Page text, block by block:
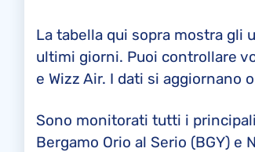
La tabella qui sopra mostra gli
ultimi giorni. Puoi controllare
e Wizz Air. I dati si aggiornano
Sono monitorati tutti i principali
Bergamo Orio al Serio (BGY) e